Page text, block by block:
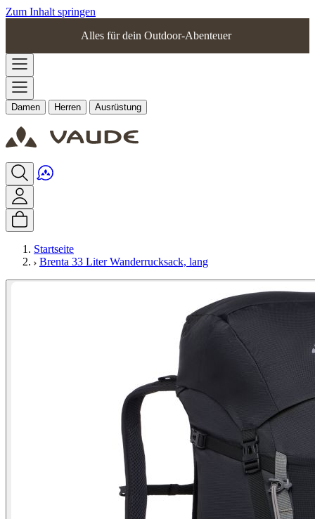
Zum Inhalt springen
Alles für dein Outdoor-Abenteuer
Damen Herren Ausrüstung
Startseite
Brenta 33 Liter Wanderrucksack, lang